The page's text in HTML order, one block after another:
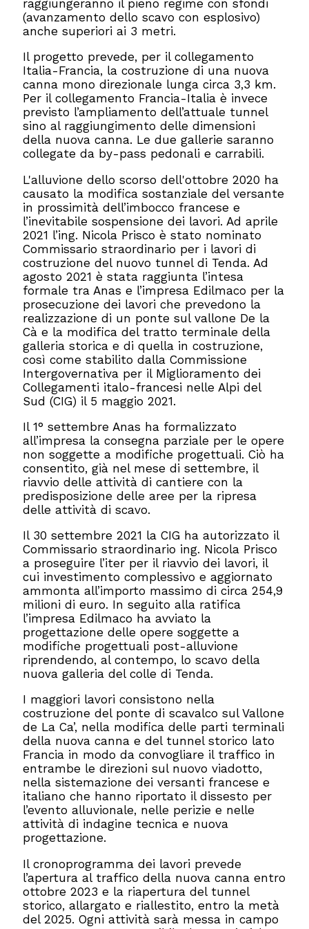
raggiungeranno il pieno regime con sfondi
(avanzamento dello scavo con esplosivo)
anche superiori ai 3 metri.
Il progetto prevede, per il collegamento
Italia-Francia, la costruzione di una nuova
canna mono direzionale lunga circa 3,3 km.
Per il collegamento Francia-Italia è invece
previsto l’ampliamento dell’attuale tunnel
sino al raggiungimento delle dimensioni
della nuova canna. Le due gallerie saranno
collegate da by-pass pedonali e carrabili.
L'alluvione dello scorso dell'ottobre 2020 ha
causato la modifica sostanziale del versante
in prossimità dell’imbocco francese e
l’inevitabile sospensione dei lavori. Ad aprile
2021 l’ing. Nicola Prisco è stato nominato
Commissario straordinario per i lavori di
costruzione del nuovo tunnel di Tenda. Ad
agosto 2021 è stata raggiunta l’intesa
formale tra Anas e l’impresa Edilmaco per la
prosecuzione dei lavori che prevedono la
realizzazione di un ponte sul vallone De la
Cà e la modifica del tratto terminale della
galleria storica e di quella in costruzione,
così come stabilito dalla Commissione
Intergovernativa per il Miglioramento dei
Collegamenti italo-francesi nelle Alpi del
Sud (CIG) il 5 maggio 2021.
Il 1° settembre Anas ha formalizzato
all’impresa la consegna parziale per le opere
non soggette a modifiche progettuali. Ciò ha
consentito, già nel mese di settembre, il
riavvio delle attività di cantiere con la
predisposizione delle aree per la ripresa
delle attività di scavo.
Il 30 settembre 2021 la CIG ha autorizzato il
Commissario straordinario ing. Nicola Prisco
a proseguire l’iter per il riavvio dei lavori, il
cui investimento complessivo e aggiornato
ammonta all’importo massimo di circa 254,9
milioni di euro. In seguito alla ratifica
l’impresa Edilmaco ha avviato la
progettazione delle opere soggette a
modifiche progettuali post-alluvione
riprendendo, al contempo, lo scavo della
nuova galleria del colle di Tenda.
I maggiori lavori consistono nella
costruzione del ponte di scavalco sul Vallone
de La Ca’, nella modifica delle parti terminali
della nuova canna e del tunnel storico lato
Francia in modo da convogliare il traffico in
entrambe le direzioni sul nuovo viadotto,
nella sistemazione dei versanti francese e
italiano che hanno riportato il dissesto per
l’evento alluvionale, nelle perizie e nelle
attività di indagine tecnica e nuova
progettazione.
Il cronoprogramma dei lavori prevede
l’apertura al traffico della nuova canna entro
ottobre 2023 e la riapertura del tunnel
storico, allargato e riallestito, entro la metà
del 2025. Ogni attività sarà messa in campo